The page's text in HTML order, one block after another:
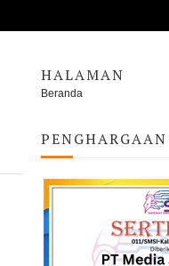
HALAMAN
Beranda
PENGHARGAAN